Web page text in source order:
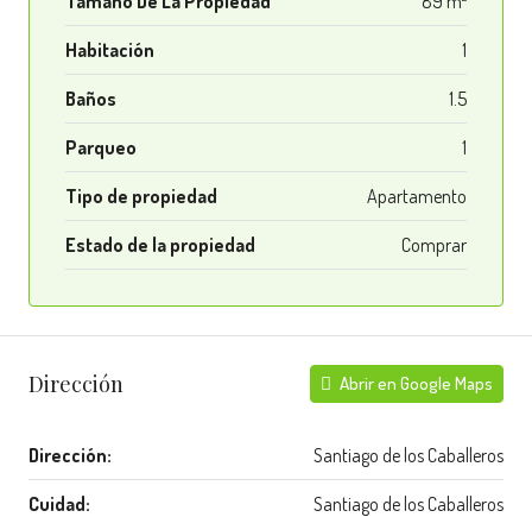
Habitación 1
Baños 1.5
Parqueo 1
Tipo de propiedad Apartamento
Estado de la propiedad Comprar
Dirección Abrir en Google Maps
Dirección: Santiago de los Caballeros
Cuidad: Santiago de los Caballeros